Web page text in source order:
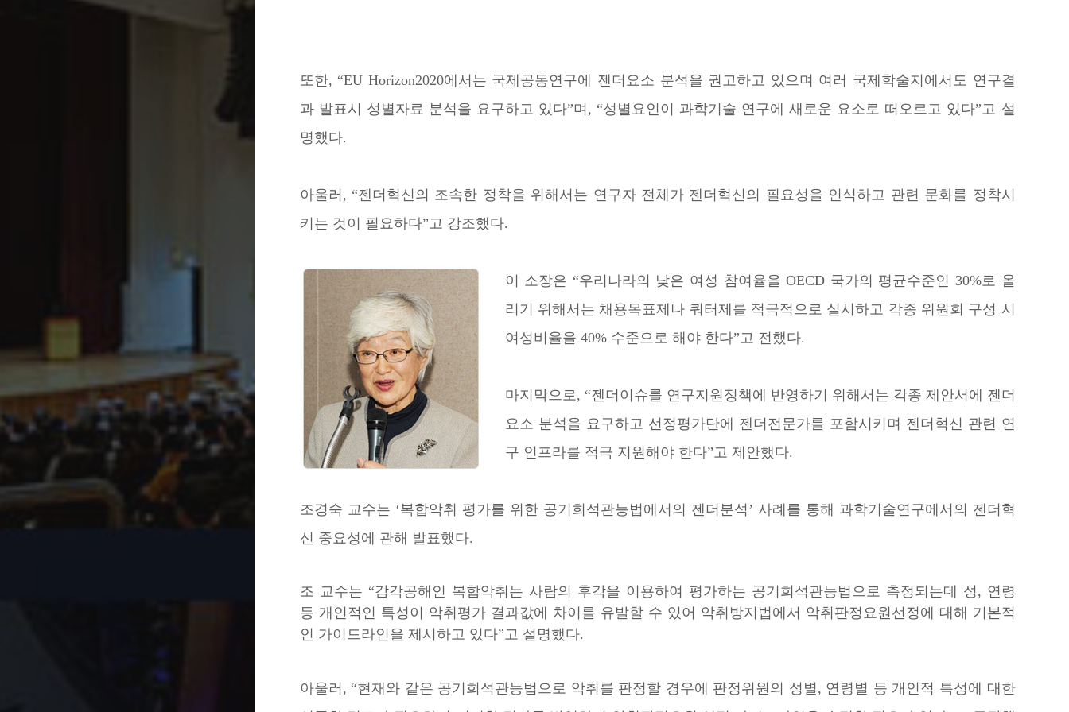
또한, “EU Horizon2020에서는 국제공동연구에 젠더요소 분석을 권고하고 있으며 여러 국제학술지에서도 연구결
과 발표시 성별자료 분석을 요구하고 있다”며, “성별요인이 과학기술 연구에 새로운 요소로 떠오르고 있다”고 설
명했다.
아울러, “젠더혁신의 조속한 정착을 위해서는 연구자 전체가 젠더혁신의 필요성을 인식하고 관련 문화를 정착시
키는 것이 필요하다”고 강조했다.
이 소장은 “우리나라의 낮은 여성 참여율을 OECD 국가의 평균수준인 30%로 올
리기 위해서는 채용목표제나 쿼터제를 적극적으로 실시하고 각종 위원회 구성 시
여성비율을 40% 수준으로 해야 한다”고 전했다.
마지막으로, “젠더이슈를 연구지원정책에 반영하기 위해서는 각종 제안서에 젠더
요소 분석을 요구하고 선정평가단에 젠더전문가를 포함시키며 젠더혁신 관련 연
구 인프라를 적극 지원해야 한다”고 제안했다.
조경숙 교수는 ‘복합악취 평가를 위한 공기희석관능법에서의 젠더분석’ 사례를 통해 과학기술연구에서의 젠더혁
신 중요성에 관해 발표했다.
조 교수는 “감각공해인 복합악취는 사람의 후각을 이용하여 평가하는 공기희석관능법으로 측정되는데 성, 연령
등 개인적인 특성이 악취평가 결과값에 차이를 유발할 수 있어 악취방지법에서 악취판정요원선정에 대해 기본적
인 가이드라인을 제시하고 있다”고 설명했다.
아울러, “현재와 같은 공기희석관능법으로 악취를 판정할 경우에 판정위원의 성별, 연령별 등 개인적 특성에 대한